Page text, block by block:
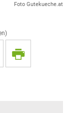
Foto Gutekueche.at